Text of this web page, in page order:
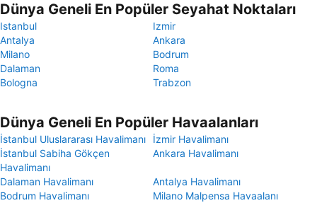
Dünya Geneli En Popüler Seyahat Noktaları
Istanbul
Izmir
Antalya
Ankara
Milano
Bodrum
Dalaman
Roma
Bologna
Trabzon
Dünya Geneli En Popüler Havaalanları
İstanbul Uluslararası Havalimanı
İzmir Havalimanı
İstanbul Sabiha Gökçen
Havalimanı
Ankara Havalimanı
Dalaman Havalimanı
Antalya Havalimanı
Bodrum Havalimanı
Milano Malpensa Havaalanı